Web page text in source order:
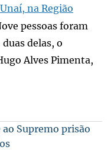
na Região
pessoas foram
delas, o
Alves Pimenta,
ao Supremo prisão